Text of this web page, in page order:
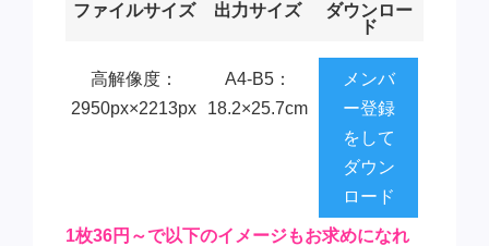
ファイルサイズ 出力サイズ
ダウンロー
ド
高解像度：
2950px×2213px
A4-B5：
18.2×25.7cm
メンバ
ー登録
をして
ダウン
ロード
1枚36円～で以下のイメージもお求めになれ